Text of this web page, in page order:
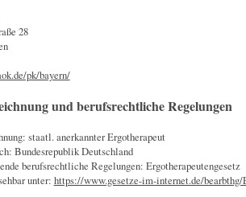
28
pk/bayern/
und berufsrechtliche Regelungen
staatl. anerkannter Ergotherapeut
Bundesrepublik Deutschland
berufsrechtliche Regelungen: Ergotherapeutengesetz
unter: https://www.gesetze-im-internet.de/bearbthg/